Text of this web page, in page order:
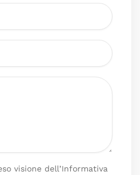
visione dell’Informativa